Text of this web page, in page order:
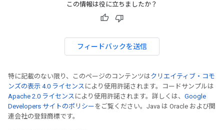
この情報は役に立ちましたか？
フィードバックを送信
特に記載のない限り、このページのコンテンツはクリエイティブ・コモ
ンズの表示 4.0 ライセンス により使用許諾されます。コードサンプルは
Apache 2.0 ライセンス により使用許諾されます。詳しくは、 Google
Developers サイトのポリシー をご覧ください。Java は Oracle および関
連会社の登録商標です。